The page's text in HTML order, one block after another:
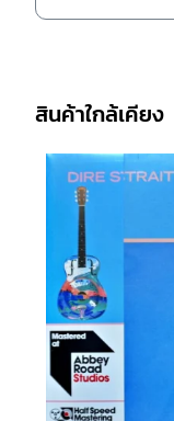
สินค้าใกล้เคียง